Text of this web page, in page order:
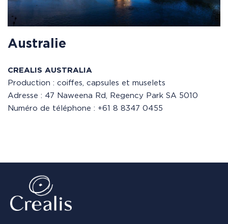
Australie
CREALIS AUSTRALIA
Production : coiffes, capsules et muselets
Adresse : 47 Naweena Rd, Regency Park SA 5010
Numéro de téléphone : +61 8 8347 0455